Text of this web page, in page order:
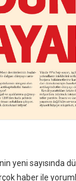
yeni sayısında
haber ile